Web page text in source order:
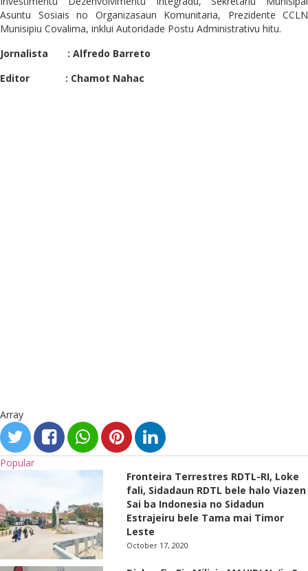
Asuntu Sosiais no Organizasaun Komunitaria, Prezidente CCLN
Munisipiu Covalima, inklui Autoridade Postu Administrativu hitu.
Jornalista : Alfredo Barreto
Editor : Chamot Nahac
Array
Popular
Fronteira Terrestres RDTL-RI, Loke
fali, Sidadaun RDTL bele halo Viazen
Sai ba Indonesia no Sidadun
Estrajeiru bele Tama mai Timor
Leste
October 17, 2020